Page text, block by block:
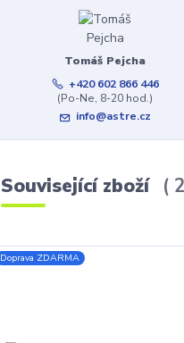
Tomáš Pejcha
+420 602 866 446
(Po-Ne, 8-20 hod.)
info@astre.cz
Související zboží
Doprava ZDARMA